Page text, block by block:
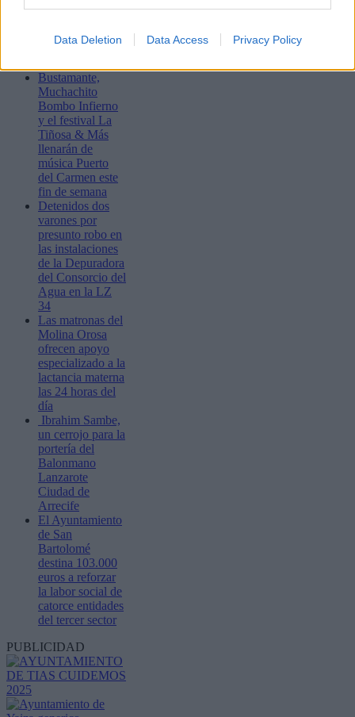
Data Deletion Data Access Privacy Policy
Lo más leído
Bustamante,
Muchachito
Bombo Infierno
y el festival La
Tiñosa & Más
llenarán de
música Puerto
del Carmen este
fin de semana
Detenidos dos
varones por
presunto robo en
las instalaciones
de la Depuradora
del Consorcio del
Agua en la LZ
34
Las matronas del
Molina Orosa
ofrecen apoyo
especializado a la
lactancia materna
las 24 horas del
día
Ibrahim Sambe,
un cerrojo para la
portería del
Balonmano
Lanzarote
Ciudad de
Arrecife
El Ayuntamiento
de San
Bartolomé
destina 103.000
euros a reforzar
la labor social de
catorce entidades
del tercer sector
PUBLICIDAD